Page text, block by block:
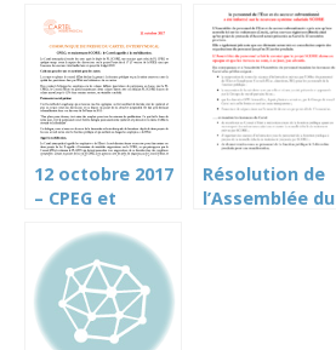
12 octobre 2017
– CPEG et
appelle à la
mobilisation
Résolution de
l’Assemblée du